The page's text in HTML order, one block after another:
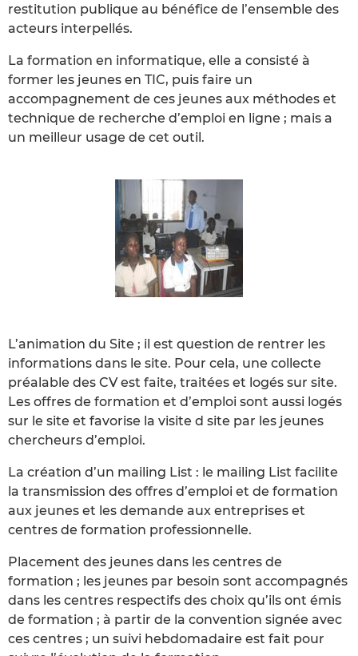
restitution publique au bénéfice de l’ensemble des
acteurs interpellés.
La formation en informatique, elle a consisté à
former les jeunes en TIC, puis faire un
accompagnement de ces jeunes aux méthodes et
technique de recherche d’emploi en ligne ; mais a
un meilleur usage de cet outil.
L’animation du Site ; il est question de rentrer les
informations dans le site. Pour cela, une collecte
préalable des CV est faite, traitées et logés sur site.
Les offres de formation et d’emploi sont aussi logés
sur le site et favorise la visite d site par les jeunes
chercheurs d’emploi.
La création d’un mailing List : le mailing List facilite
la transmission des offres d’emploi et de formation
aux jeunes et les demande aux entreprises et
centres de formation professionnelle.
Placement des jeunes dans les centres de
formation ; les jeunes par besoin sont accompagnés
dans les centres respectifs des choix qu’ils ont émis
de formation ; à partir de la convention signée avec
ces centres ; un suivi hebdomadaire est fait pour